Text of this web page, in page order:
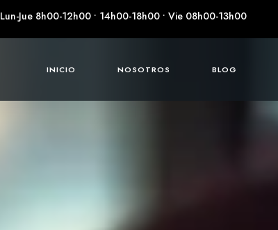
Lun-Jue 8h00-12h00 • 14h00-18h00 • Vie 08h00-13h00
INICIO NOSOTROS BLOG